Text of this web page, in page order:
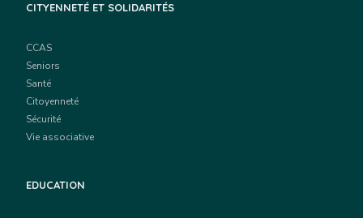
CITYENNETÉ ET SOLIDARITÉS
CCAS
Seniors
Santé
Citoyenneté
Sécurité
Vie associative
EDUCATION